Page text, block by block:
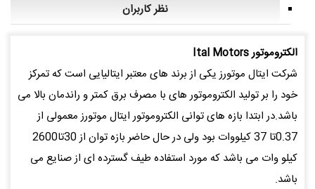
نظر کاربران
الكتروموتور Ital Motors
شرکت ایتال موتورز یکی از برند های معتبر ایتالیایی است که تمرکز
خود را بر تولید الکتروموتور های با مصرف برق کمتر و راندمان بالا می
باشد.در ابتدا بازه های توانی الکتروموتور ایتال موتورز معمولی از
0.37تا 37 کیلووات بود ولی در حال حاضر بازه توان از 30تا2600
کیلو وات می باشد که مورد استفاده طیف گسترده ای از صنایع می
باشد.